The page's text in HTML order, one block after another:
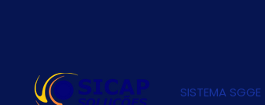
SISTEMA SGGE